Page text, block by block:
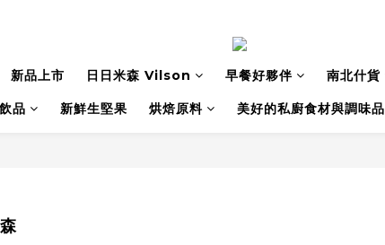
新品上市 日日米森 Vilson 早餐好夥伴 南北什貨
品 新鮮生堅果 烘焙原料 美好的私廚食材與調味品